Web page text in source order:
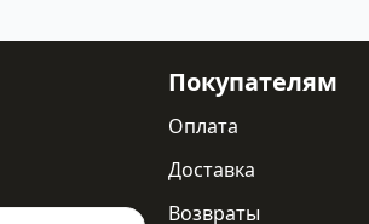
Покупателям
Оплата
Доставка
Возвраты